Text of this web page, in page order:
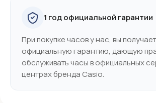
1 год официальной гарантии
При покупке часов у нас, вы
официальную гарантию, дающую
обслуживать часы в официальных
центрах бренда Casio.